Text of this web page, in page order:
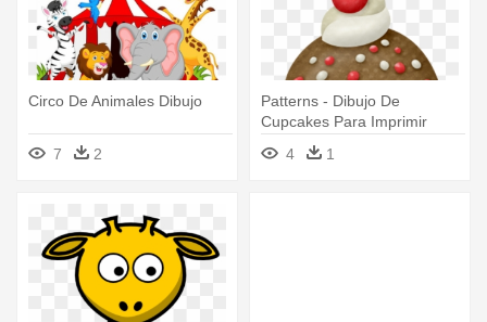
Circo De Animales Dibujo
7 2
Patterns - Dibujo De
Cupcakes Para Imprimir
4
1